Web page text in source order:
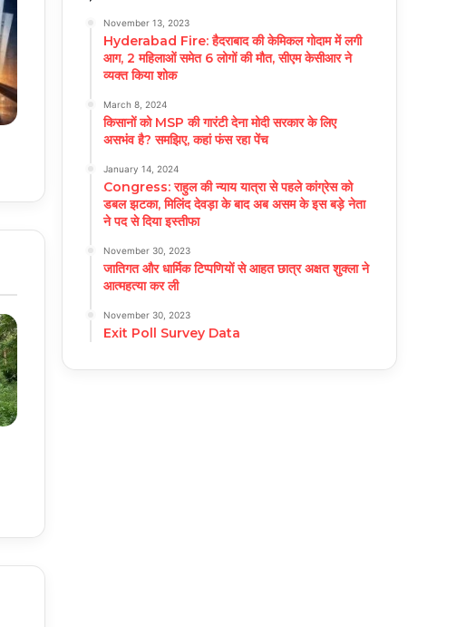
November 13, 2023
Hyderabad Fire: हैदराबाद की केमिकल गोदाम में लगी
आग, 2 महिलाओं समेत 6 लोगों की मौत, सीएम केसीआर ने
व्यक्त किया शोक
March 8, 2024
किसानों को MSP की गारंटी देना मोदी सरकार के लिए
असभंव है? समझिए, कहां फंस रहा पेंच
January 14, 2024
Congress: राहुल की न्याय यात्रा से पहले कांग्रेस को
डबल झटका, मिलिंद देवड़ा के बाद अब असम के इस बड़े नेता
ने पद से दिया इस्तीफा
November 30, 2023
जातिगत और धार्मिक टिप्पणियों से आहत छात्र अक्षत शुक्ला ने
आत्महत्या कर ली
November 30, 2023
Exit Poll Survey Data